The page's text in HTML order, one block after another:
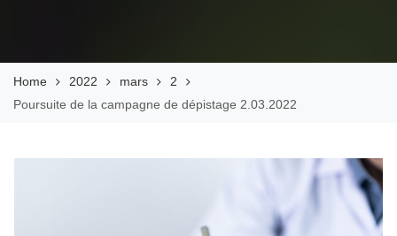
Home 2022 mars
2
Poursuite de la campagne de dépistage 2.03.2022